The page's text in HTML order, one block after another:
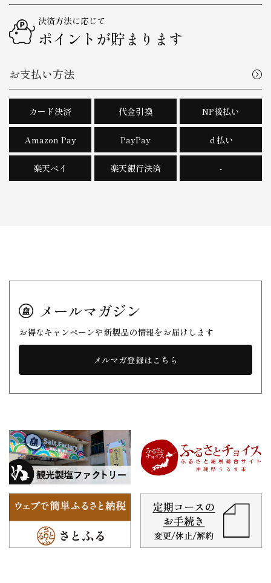
決済方法に応じて
ポイントが貯まります
お支払い方法
カード決済 代金引換 NP後払い
Amazon Pay PayPay ｄ払い
楽天ペイ 楽天銀行決済 -
メールマガジン
お得なキャンペーンや新製品の情報をお届けします
メルマガ登録はこちら